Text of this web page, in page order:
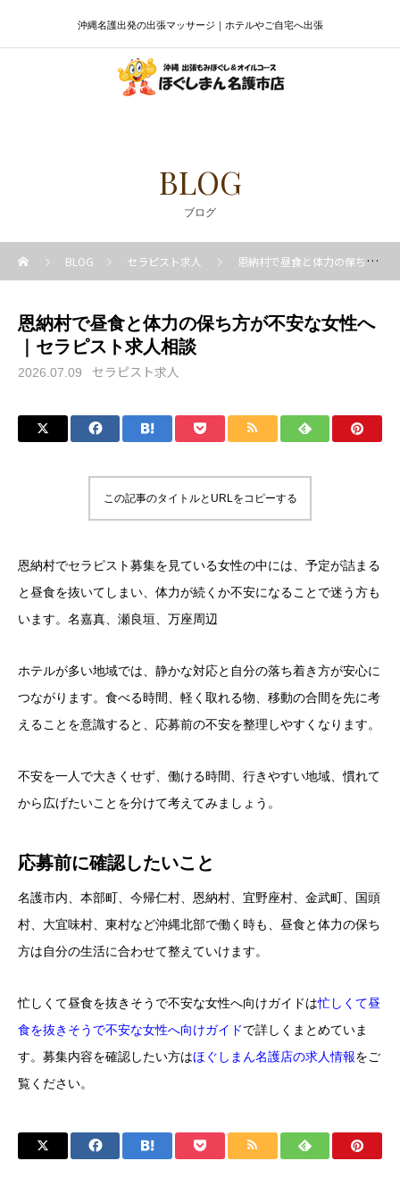
沖縄名護出発の出張マッサージ｜ホテルやご自宅へ出張
BLOG
ブログ
BLOG セラピスト求人 恩納村で昼食と体力の保ち方が不安な女性へ｜セラピスト求人相談
恩納村で昼食と体力の保ち方が不安な女性へ
｜セラピスト求人相談
2026.07.09 セラピスト求人
この記事のタイトルとURLをコピーする
恩納村でセラピスト募集を見ている女性の中には、予定が詰まる
と昼食を抜いてしまい、体力が続くか不安になることで迷う方も
います。名嘉真、瀬良垣、万座周辺
ホテルが多い地域では、静かな対応と自分の落ち着き方が安心に
つながります。食べる時間、軽く取れる物、移動の合間を先に考
えることを意識すると、応募前の不安を整理しやすくなります。
不安を一人で大きくせず、働ける時間、行きやすい地域、慣れて
から広げたいことを分けて考えてみましょう。
応募前に確認したいこと
名護市内、本部町、今帰仁村、恩納村、宜野座村、金武町、国頭
村、大宜味村、東村など沖縄北部で働く時も、昼食と体力の保ち
方は自分の生活に合わせて整えていけます。
忙しくて昼食を抜きそうで不安な女性へ向けガイドは忙しくて昼
食を抜きそうで不安な女性へ向けガイドで詳しくまとめていま
す。募集内容を確認したい方はほぐしまん名護店の求人情報をご
覧ください。